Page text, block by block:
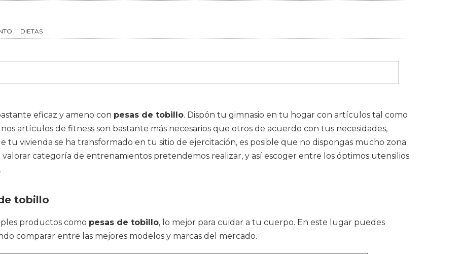
DIETAS
eficaz y ameno con pesas de tobillo. Dispón tu gimnasio en tu hogar con artículos tal como
artículos de fitness son bastante más necesarios que otros de acuerdo con tus necesidades,
tu vivienda se ha transformado en tu sitio de ejercitación, es posible que no dispongas mucho zona
categoría de entrenamientos pretendemos realizar, y así escoger entre los óptimos utensilios
tobillo
productos como pesas de tobillo, lo mejor para cuidar a tu cuerpo. En este lugar puedes
comparar entre las mejores modelos y marcas del mercado.